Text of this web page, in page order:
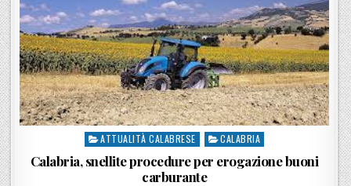
Posted in
ATTUALITÀ CALABRESE CALABRIA
Calabria, snellite procedure per erogazione buoni
carburante